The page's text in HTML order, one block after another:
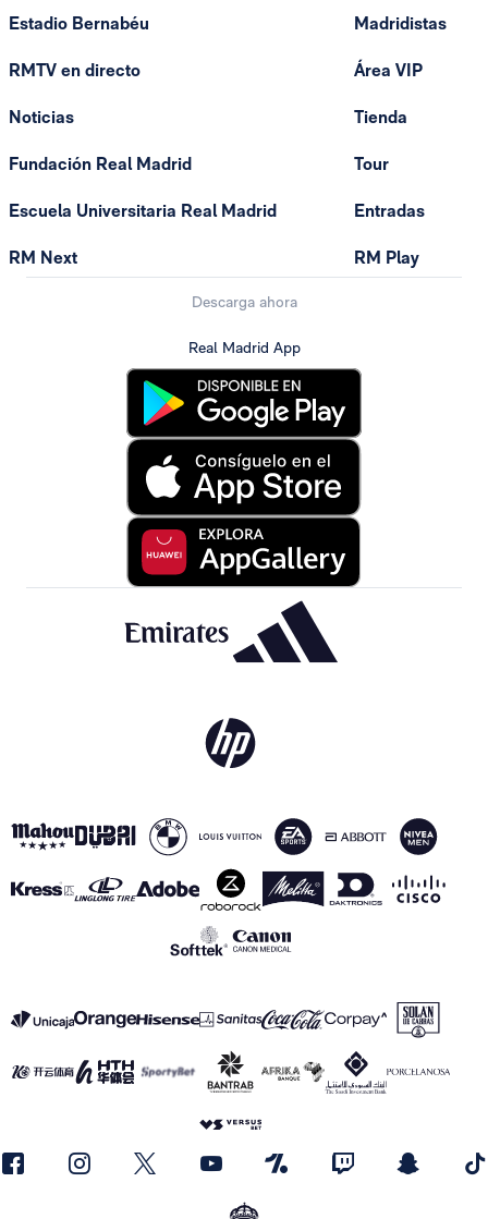
Estadio Bernabéu
RMTV en directo
Noticias
Fundación Real Madrid
Escuela Universitaria Real Madrid
RM Next
Madridistas
Área VIP
Tienda
Tour
Entradas
RM Play
Descarga ahora
Real Madrid App